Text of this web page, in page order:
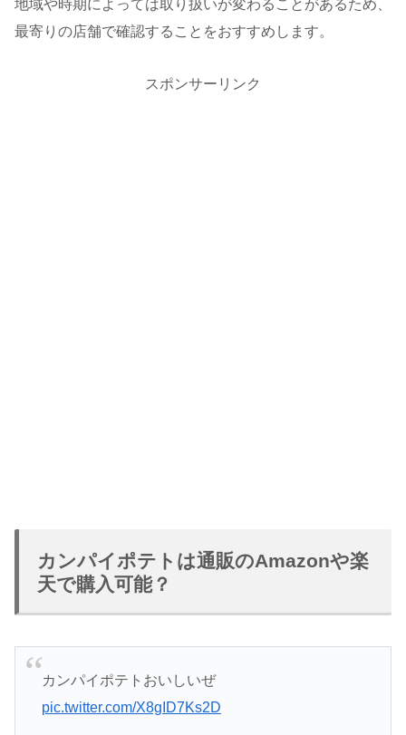
地域や時期によっては取り扱いが変わることがあるため、
最寄りの店舗で確認することをおすすめします。
スポンサーリンク
カンパイポテトは通販のAmazonや楽
天で購入可能？
カンパイポテトおいしいぜ
pic.twitter.com/X8gID7Ks2D